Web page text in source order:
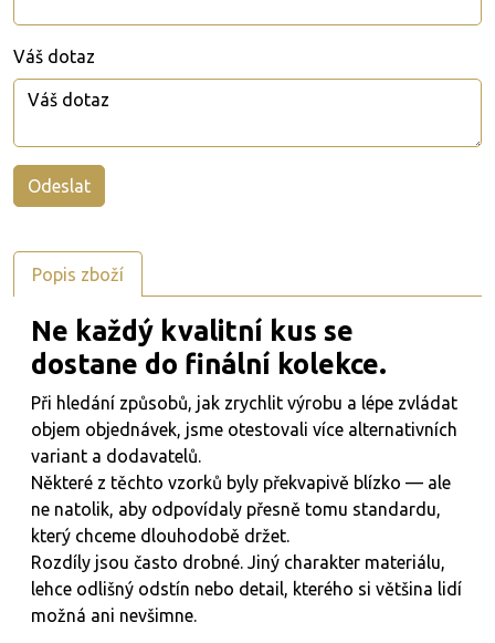
Váš dotaz
Popis zboží
Ne každý kvalitní kus se
dostane do finální kolekce.
Při hledání způsobů, jak zrychlit výrobu a lépe zvládat
objem objednávek, jsme otestovali více alternativních
variant a dodavatelů.
Některé z těchto vzorků byly překvapivě blízko — ale
ne natolik, aby odpovídaly přesně tomu standardu,
který chceme dlouhodobě držet.
Rozdíly jsou často drobné. Jiný charakter materiálu,
lehce odlišný odstín nebo detail, kterého si většina lidí
možná ani nevšimne.